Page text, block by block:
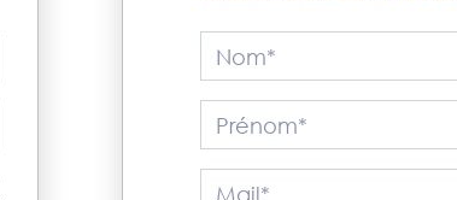
Nom*
Prénom*
Mail*